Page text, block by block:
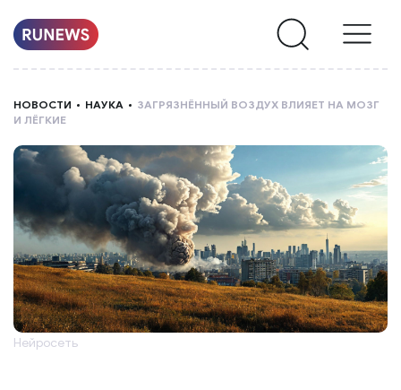
О
НАС
НОВОСТИ НАУКА
ЗАГРЯЗНЁННЫЙ ВОЗДУХ ВЛИЯЕТ НА МОЗГ
И ЛЁГКИЕ
Нейросеть